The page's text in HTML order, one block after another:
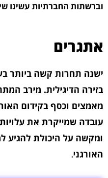
וברשתות החברתיות עשינו
אתגרים
ישנה תחרות קשה ביותר
בזירה הדיגילית. מירב
מאמצים וכסף בקידום
עובדה שמייקרת את
ומקשה על היכולת להגיע
האורגני.